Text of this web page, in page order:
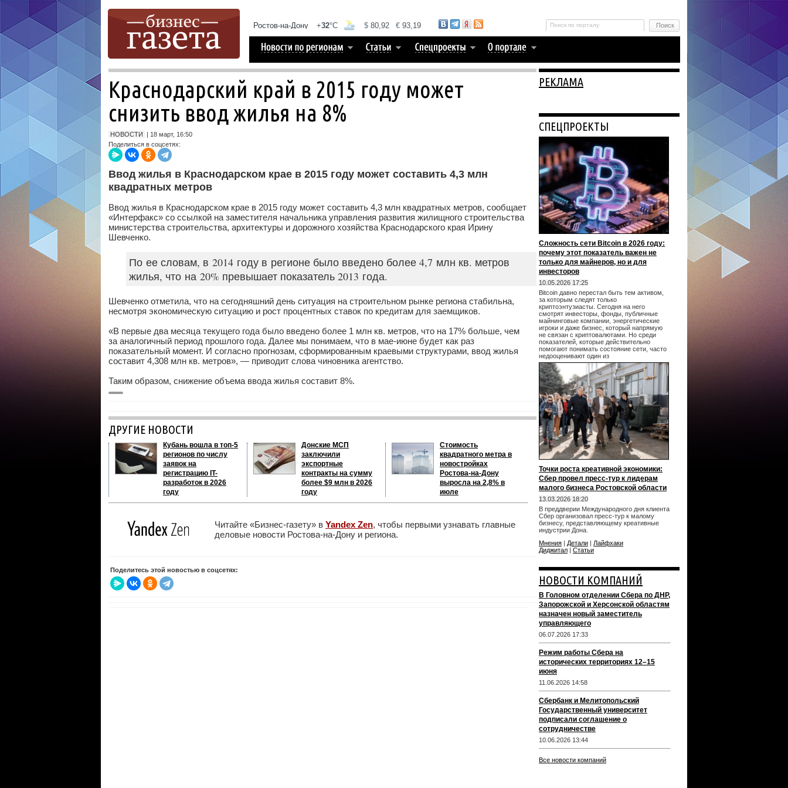
Краснодарский край в 2015 году может
снизить ввод жилья на 8%
НОВОСТИ
| 18 март, 16:50
Поделиться в соцсетях:
Ввод жилья в Краснодарском крае в 2015 году может составить 4,3 млн
квадратных метров
Ввод жилья в Краснодарском крае в 2015 году может составить 4,3 млн квадратных метров, сообщает
«Интерфакс» со ссылкой на заместителя начальника управления развития жилищного строительства
министерства строительства, архитектуры и дорожного хозяйства Краснодарского края Ирину
Шевченко.
По ее словам, в 2014 году в регионе было введено более 4,7 млн кв. метров
жилья, что на 20% превышает показатель 2013 года.
Шевченко отметила, что на сегодняшний день ситуация на строительном рынке региона стабильна,
несмотря экономическую ситуацию и рост процентных ставок по кредитам для заемщиков.
«В первые два месяца текущего года было введено более 1 млн кв. метров, что на 17% больше, чем
за аналогичный период прошлого года. Далее мы понимаем, что в мае-июне будет как раз
показательный момент. И согласно прогнозам, сформированным краевыми структурами, ввод жилья
составит 4,308 млн кв. метров», — приводит слова чиновника агентство.
Таким образом, снижение объема ввода жилья составит 8%.
ДРУГИЕ НОВОСТИ
Кубань вошла в топ-5
регионов по числу
заявок на
регистрацию IT-
разработок в 2026
году
Донские МСП
заключили
экспортные
контракты на сумму
более $9 млн в 2026
году
Стоимость
квадратного метра в
новостройках
Ростова-на-Дону
выросла на 2,8% в
июле
Читайте «Бизнес-газету» в Yandex Zen, чтобы первыми узнавать главные
деловые новости Ростова-на-Дону и региона.
Поделитесь этой новостью в соцсетях:
РЕКЛАМА
СПЕЦПРОЕКТЫ
Сложность сети Bitcoin в 2026 году:
почему этот показатель важен не
только для майнеров, но и для
инвесторов
10.05.2026 17:25
Bitcoin давно перестал быть тем активом,
за которым следят только
криптоэнтузиасты. Сегодня на него
смотрят инвесторы, фонды, публичные
майнинговые компании, энергетические
игроки и даже бизнес, который напрямую
не связан с криптовалютами. Но среди
показателей, которые действительно
помогают понимать состояние сети, часто
недооценивают один из
Точки роста креативной экономики:
Сбер провел пресс-тур к лидерам
малого бизнеса Ростовской области
13.03.2026 18:20
В преддверии Международного дня клиента
Сбер организовал пресс-тур к малому
бизнесу, представляющему креативные
индустрии Дона.
Мнения | Детали | Лайфхаки
Диджитал | Статьи
НОВОСТИ КОМПАНИЙ
В Головном отделении Сбера по ДНР,
Запорожской и Херсонской областям
назначен новый заместитель
управляющего
06.07.2026 17:33
Режим работы Сбера на
исторических территориях 12–15
июня
11.06.2026 14:58
Сбербанк и Мелитопольский
Государственный университет
подписали соглашение о
сотрудничестве
10.06.2026 13:44
Все новости компаний